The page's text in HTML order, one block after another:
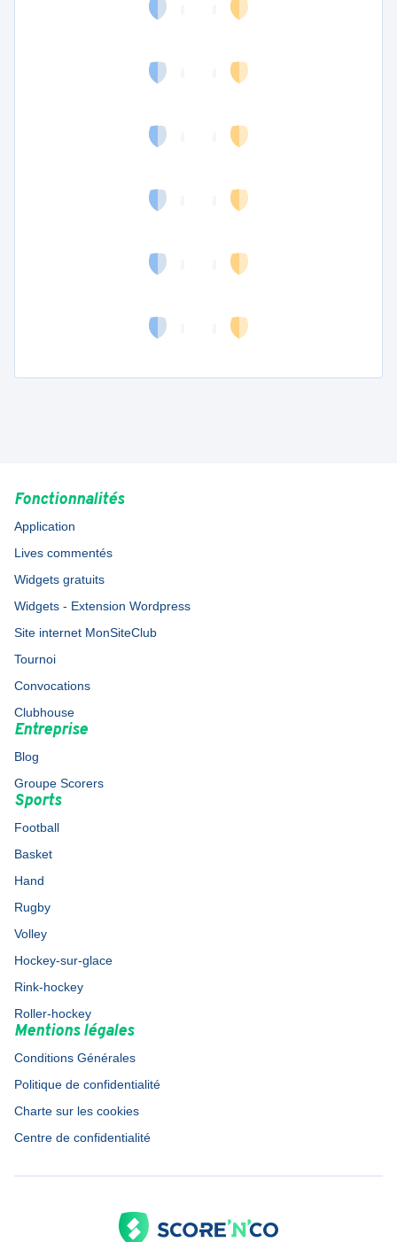
Fonctionnalités
Application
Lives commentés
Widgets gratuits
Widgets - Extension Wordpress
Site internet MonSiteClub
Tournoi
Convocations
Clubhouse
Entreprise
Blog
Groupe Scorers
Sports
Football
Basket
Hand
Rugby
Volley
Hockey-sur-glace
Rink-hockey
Roller-hockey
Mentions légales
Conditions Générales
Politique de confidentialité
Charte sur les cookies
Centre de confidentialité